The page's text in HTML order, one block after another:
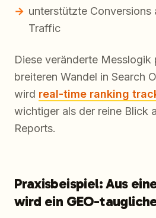
unterstützte Conversions
Traffic
Diese veränderte Messlogik
breiteren Wandel in Search
wird real-time ranking
wichtiger als der reine Blick
Reports.
Praxisbeispiel: Aus
wird ein GEO-